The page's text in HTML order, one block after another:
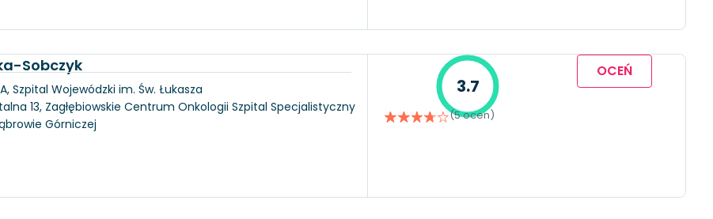
Sobczyk
Szpital Wojewódzki im. Św. Łukasza
13, Zagłębiowskie Centrum Onkologii Szpital Specjalistyczny
Górniczej
3.7
(5 ocen)
OCEŃ